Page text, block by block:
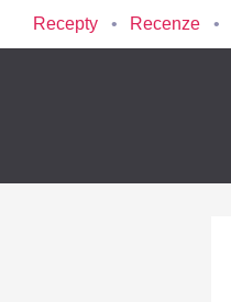
Recepty Recenze